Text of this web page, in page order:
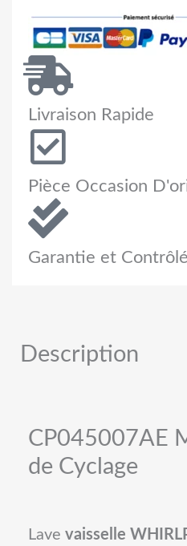
Livraison Rapide
Pièce Occasion
Garantie et
Description
CP045007AE
de Cyclage
Lave vaisselle